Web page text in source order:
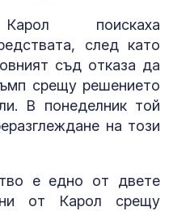
поискаха
след като
съд отказа да
срещу решението
В понеделник той
на този
е едно от двете
от Карол срещу